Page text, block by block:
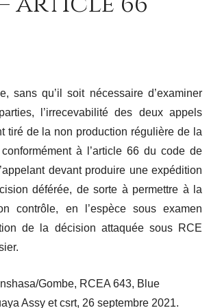
sans qu’il soit nécessaire d’examiner
l’irrecevabilité des deux appels
tiré de la non production régulière de la
à l’article 66 du code de
devant produire une expédition
déférée, de sorte à permettre à la
contrôle, en l’espèce sous examen
de la décision attaquée sous RCE
Gombe, RCEA 643, Blue
Assy et csrt, 26 septembre 2021.